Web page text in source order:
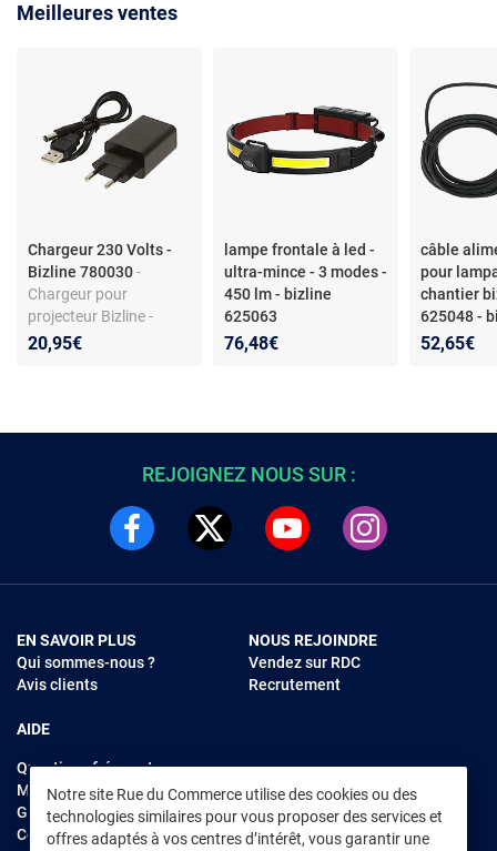
Meilleures ventes
Chargeur 230 Volts -
Bizline 780030-
Chargeur pour
projecteur Bizline -
Compatible avec Bizline
20,95€
lampe frontale à led -
ultra-mince - 3 modes -
450 lm - bizline
625063
76,48€
câble
pour
chantier
625048 -
620004
52,65€
Notre site Rue du Commerce utilise des cookies ou des
technologies similaires pour vous proposer des services et
offres adaptés à vos centres d’intérêt, vous garantir une
REJOIGNEZ NOUS SUR :
EN SAVOIR PLUS
Qui sommes-nous ?
Avis clients
AIDE
Questions fréquentes
Modes de règlements
Garantie et retours
Contacter Rue du Commerce
NOUS REJOINDRE
Vendez sur RDC
Recrutement